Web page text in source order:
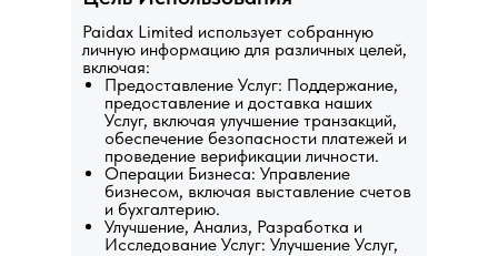
Paidax Limited использует собранную
личную информацию для различных целей,
включая:
Предоставление Услуг: Поддержание,
предоставление и доставка наших
Услуг, включая улучшение транзакций,
обеспечение безопасности платежей и
проведение верификации личности.
Операции Бизнеса: Управление
бизнесом, включая выставление счетов
и бухгалтерию.
Улучшение, Анализ, Разработка и
Исследование Услуг: Улучшение Услуг,